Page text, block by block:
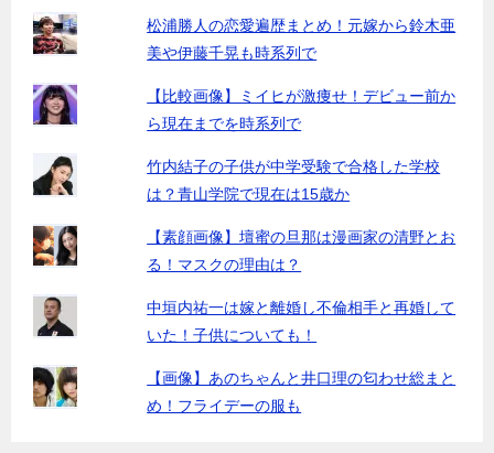
松浦勝人の恋愛遍歴まとめ！元嫁から鈴木亜
美や伊藤千晃も時系列で
【比較画像】ミイヒが激痩せ！デビュー前か
ら現在までを時系列で
竹内結子の子供が中学受験で合格した学校
は？青山学院で現在は15歳か
【素顔画像】壇蜜の旦那は漫画家の清野とお
る！マスクの理由は？
中垣内祐一は嫁と離婚し不倫相手と再婚して
いた！子供についても！
【画像】あのちゃんと井口理の匂わせ総まと
め！フライデーの服も